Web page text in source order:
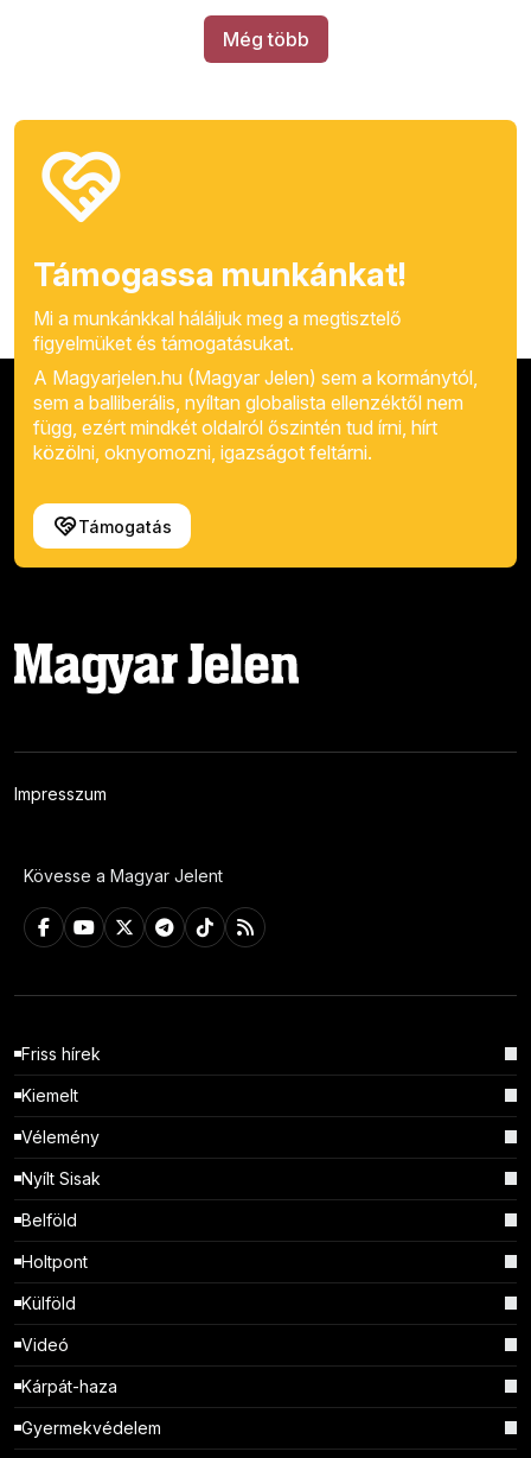
Még több
Támogassa munkánkat!
Mi a munkánkkal háláljuk meg a megtisztelő
figyelmüket és támogatásukat.
A Magyarjelen.hu (Magyar Jelen) sem a kormánytól,
sem a balliberális, nyíltan globalista ellenzéktől nem
függ, ezért mindkét oldalról őszintén tud írni, hírt
közölni, oknyomozni, igazságot feltárni.
Támogatás
Impresszum
Kövesse a Magyar Jelent
Friss hírek
Kiemelt
Vélemény
Nyílt Sisak
Belföld
Holtpont
Külföld
Videó
Kárpát-haza
Gyermekvédelem